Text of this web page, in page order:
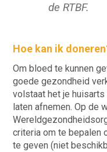
de RTBF.
Hoe kan ik
Om bloed te kunnen
goede gezondheid
volstaat het je
laten afnemen. Op de
criteria om te bepalen
te geven (niet